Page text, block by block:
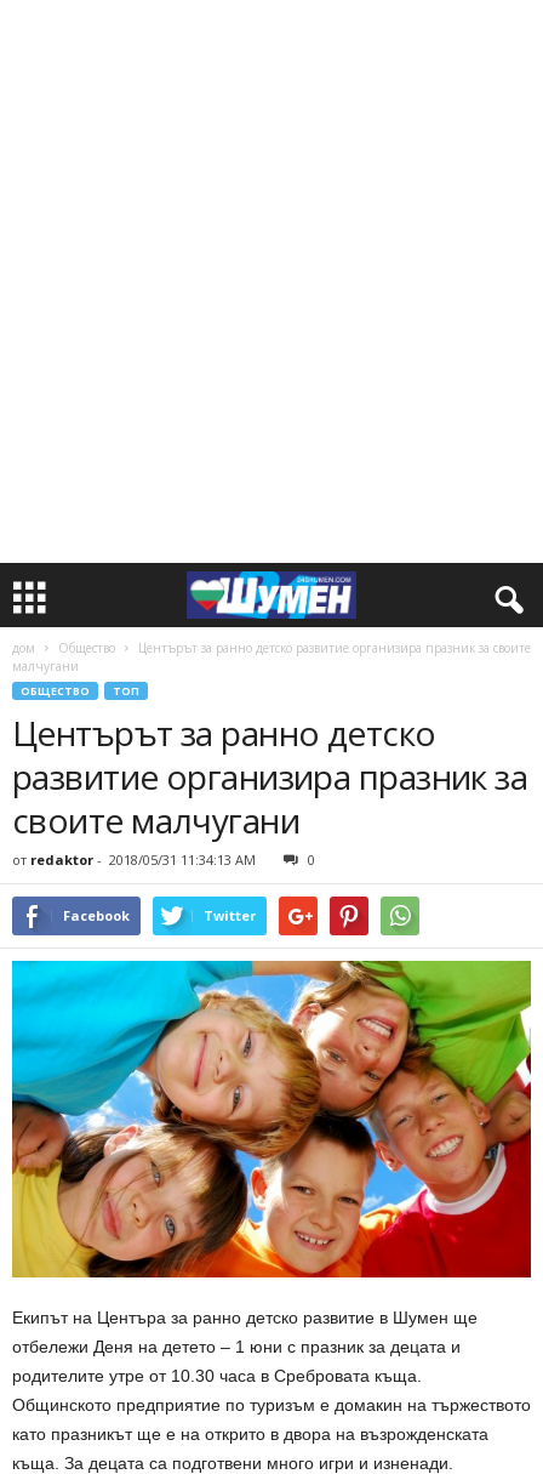
дом Общество
Центърът за ранно детско развитие организира празник за своите
малчугани
ОБЩЕСТВО ТОП
Центърът за ранно детско
развитие организира празник за
своите малчугани
от redaktor - 2018/05/31 11:34:13 AM 0
Facebook Twitter
Екипът на Центъра за ранно детско развитие в Шумен ще
отбележи Деня на детето – 1 юни с празник за децата и
родителите утре от 10.30 часа в Сребровата къща.
Общинското предприятие по туризъм е домакин на тържеството
като празникът ще е на открито в двора на възрожденската
къща. За децата са подготвени много игри и изненади.